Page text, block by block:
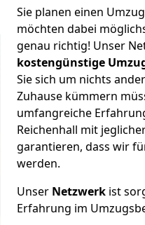
Sie planen einen
möchten dabei
genau richtig! Unser
kostengünstige
Sie sich um nichts
Zuhause kümmern
umfangreiche
Reichenhall mit
garantieren, dass wir
werden.
Unser Netzwerk ist
Erfahrung im